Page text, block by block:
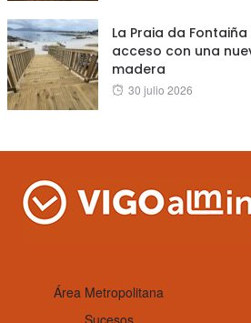
La Praia da
acceso con una
madera
Posted
30 julio 2026
Área Metropolitana